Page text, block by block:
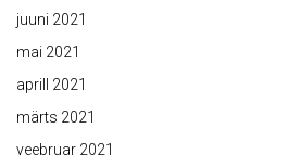
juuni 2021
mai 2021
aprill 2021
märts 2021
veebruar 2021